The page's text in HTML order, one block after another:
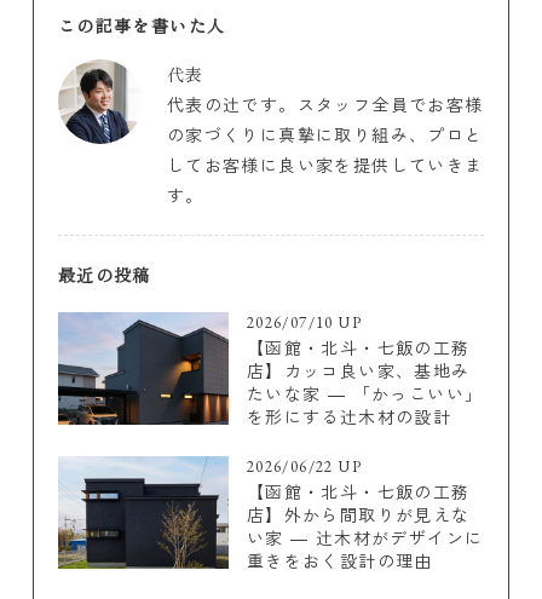
この記事を書いた人
代表
代表の辻です。スタッフ全員でお客様
の家づくりに真摯に取り組み、プロと
してお客様に良い家を提供していきま
す。
最近の投稿
2026/07/10 UP
【函館・北斗・七飯の工務
店】カッコ良い家、基地み
たいな家 ― 「かっこいい」
を形にする辻木材の設計
2026/06/22 UP
【函館・北斗・七飯の工務
店】外から間取りが見えな
い家 ― 辻木材がデザインに
重きをおく設計の理由